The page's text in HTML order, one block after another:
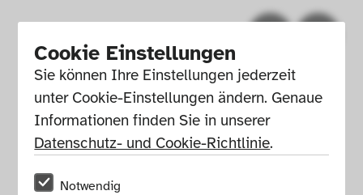
Cookie Einstellungen
Sie können Ihre Einstellungen jederzeit
unter Cookie-Einstellungen ändern. Genaue
Informationen finden Sie in unserer
Datenschutz- und Cookie-Richtlinie.
Notwendig